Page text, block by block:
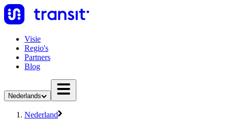
Visie
Regio's
Partners
Blog
Nederlands
Nederland